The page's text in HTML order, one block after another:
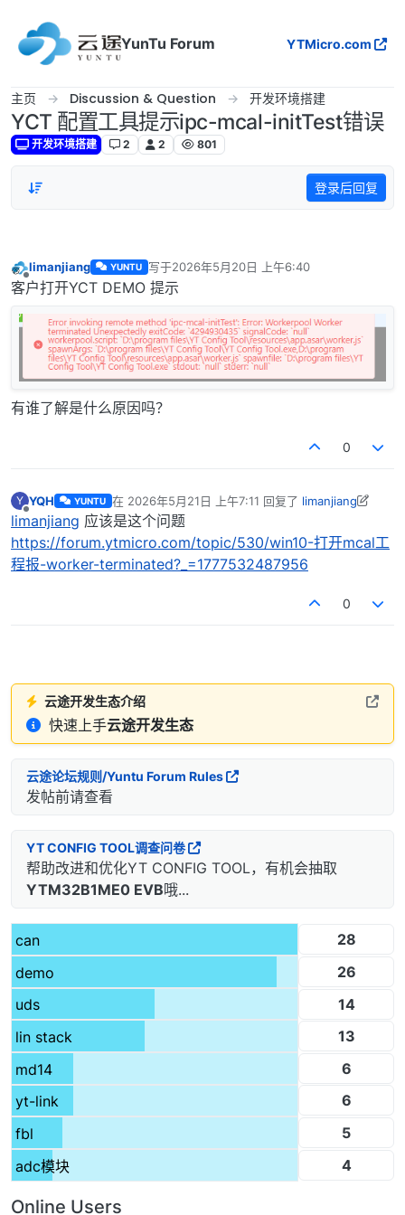
YunTu Forum
YTMicro.com
主页 Discussion & Question 开发环境搭建
YCT 配置工具提示ipc-mcal-initTest错误
开发环境搭建 2 2 801
登录后回复
离线
limanjiang YUNTU 写于2026年5月20日 上午6:40
最后由 编辑
客户打开YCT DEMO 提示
有谁了解是什么原因吗？
0
Y
离线
YQH YUNTU 在 2026年5月21日 上午7:11 回复了 limanjiang
最后由 Frankie 编辑2026年5月26日 上午10:31
limanjiang 应该是这个问题
https://forum.ytmicro.com/topic/530/win10-打开mcal工
程报-worker-terminated?_=1777532487956
0
云途开发生态介绍
快速上手云途开发生态
云途论坛规则/Yuntu Forum Rules
发帖前请查看
YT CONFIG TOOL调查问卷
帮助改进和优化YT CONFIG TOOL，有机会抽取
YTM32B1ME0 EVB哦...
can
28
demo
26
uds
14
lin stack
13
md14
6
yt-link
6
fbl
5
adc模块
4
Online Users